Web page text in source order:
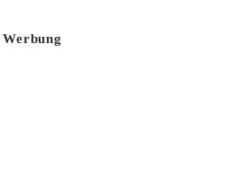
Werbung